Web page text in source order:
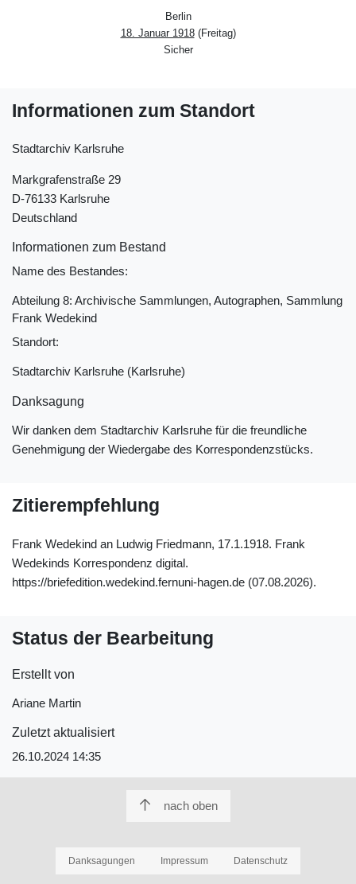
Berlin
18. Januar 1918(Freitag)
Sicher
Informationen zum Standort
Stadtarchiv Karlsruhe
Markgrafenstraße 29
D-76133 Karlsruhe
Deutschland
Informationen zum Bestand
Name des Bestandes:
Abteilung 8: Archivische Sammlungen, Autographen, Sammlung
Frank Wedekind
Standort:
Stadtarchiv Karlsruhe (Karlsruhe)
Danksagung
Wir danken dem Stadtarchiv Karlsruhe für die freundliche
Genehmigung der Wiedergabe des Korrespondenzstücks.
Zitierempfehlung
Frank Wedekind an Ludwig Friedmann, 17.1.1918. Frank
Wedekinds Korrespondenz digital.
https://briefedition.wedekind.fernuni-hagen.de (07.08.2026).
Status der Bearbeitung
Erstellt von
Ariane Martin
Zuletzt aktualisiert
26.10.2024 14:35
nach oben
Danksagungen Impressum Datenschutz